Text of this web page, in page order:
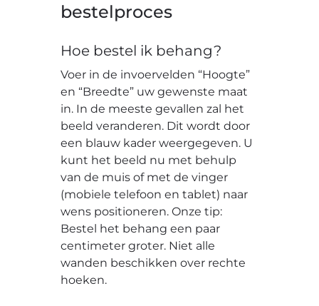
bestelproces
Hoe bestel ik behang?
Voer in de invoervelden “Hoogte”
en “Breedte” uw gewenste maat
in. In de meeste gevallen zal het
beeld veranderen. Dit wordt door
een blauw kader weergegeven. U
kunt het beeld nu met behulp
van de muis of met de vinger
(mobiele telefoon en tablet) naar
wens positioneren. Onze tip:
Bestel het behang een paar
centimeter groter. Niet alle
wanden beschikken over rechte
hoeken.